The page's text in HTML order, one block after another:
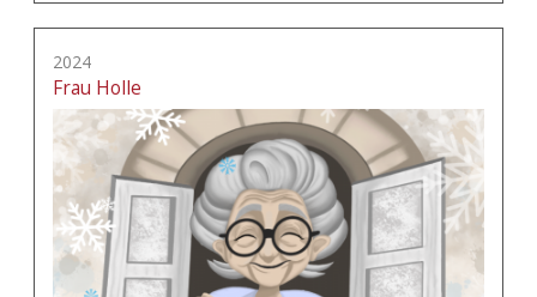
2024
Frau Holle